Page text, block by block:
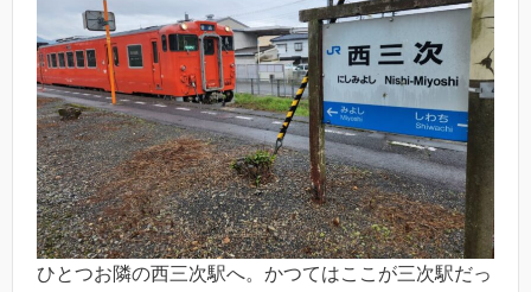
ひとつお隣の西三次駅へ。かつてはここが三次駅だっ